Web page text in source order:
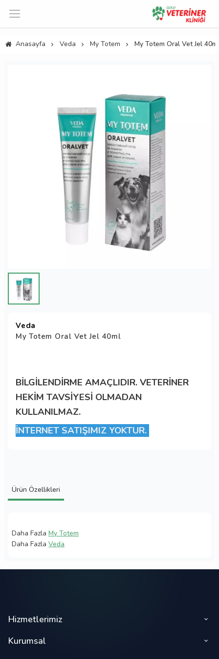
Anasayfa Veda My Totem My Totem Oral Vet Jel 40ml
Veda
My Totem Oral Vet Jel 40ml
BİLGİLENDİRME AMAÇLIDIR. VETERİNER
HEKİM TAVSİYESİ OLMADAN
KULLANILMAZ.
İNTERNET SATIŞIMIZ YOKTUR.
Ürün Özellikleri
Daha Fazla My Totem
Daha Fazla Veda
Hizmetlerimiz
Kurumsal